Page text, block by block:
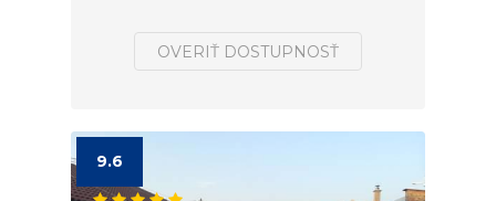
OVERIŤ DOSTUPNOSŤ
9.6